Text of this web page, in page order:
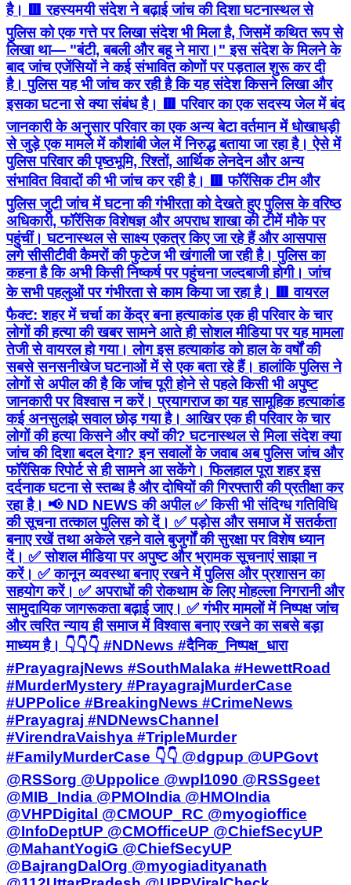
है। 🟥 रहस्यमयी संदेश ने बढ़ाई जांच की दिशा घटनास्थल से
पुलिस को एक गत्ते पर लिखा संदेश भी मिला है, जिसमें कथित रूप से
लिखा था— "बंटी, बबली और बहू ने मारा।" इस संदेश के मिलने के
बाद जांच एजेंसियों ने कई संभावित कोणों पर पड़ताल शुरू कर दी
है। पुलिस यह भी जांच कर रही है कि यह संदेश किसने लिखा और
इसका घटना से क्या संबंध है। 🟥 परिवार का एक सदस्य जेल में बंद
जानकारी के अनुसार परिवार का एक अन्य बेटा वर्तमान में धोखाधड़ी
से जुड़े एक मामले में कौशांबी जेल में निरुद्ध बताया जा रहा है। ऐसे में
पुलिस परिवार की पृष्ठभूमि, रिश्तों, आर्थिक लेनदेन और अन्य
संभावित विवादों की भी जांच कर रही है। 🟥 फॉरेंसिक टीम और
पुलिस जुटी जांच में घटना की गंभीरता को देखते हुए पुलिस के वरिष्ठ
अधिकारी, फॉरेंसिक विशेषज्ञ और अपराध शाखा की टीमें मौके पर
पहुंचीं। घटनास्थल से साक्ष्य एकत्र किए जा रहे हैं और आसपास
लगे सीसीटीवी कैमरों की फुटेज भी खंगाली जा रही है। पुलिस का
कहना है कि अभी किसी निष्कर्ष पर पहुंचना जल्दबाजी होगी। जांच
के सभी पहलुओं पर गंभीरता से काम किया जा रहा है। 🟥 वायरल
फैक्ट: शहर में चर्चा का केंद्र बना हत्याकांड एक ही परिवार के चार
लोगों की हत्या की खबर सामने आते ही सोशल मीडिया पर यह मामला
तेजी से वायरल हो गया। लोग इस हत्याकांड को हाल के वर्षों की
सबसे सनसनीखेज घटनाओं में से एक बता रहे हैं। हालांकि पुलिस ने
लोगों से अपील की है कि जांच पूरी होने से पहले किसी भी अपुष्ट
जानकारी पर विश्वास न करें। प्रयागराज का यह सामूहिक हत्याकांड
कई अनसुलझे सवाल छोड़ गया है। आखिर एक ही परिवार के चार
लोगों की हत्या किसने और क्यों की? घटनास्थल से मिला संदेश क्या
जांच की दिशा बदल देगा? इन सवालों के जवाब अब पुलिस जांच और
फॉरेंसिक रिपोर्ट से ही सामने आ सकेंगे। फिलहाल पूरा शहर इस
दर्दनाक घटना से स्तब्ध है और दोषियों की गिरफ्तारी की प्रतीक्षा कर
रहा है। 📢 ND NEWS की अपील ✅ किसी भी संदिग्ध गतिविधि
की सूचना तत्काल पुलिस को दें। ✅ पड़ोस और समाज में सतर्कता
बनाए रखें तथा अकेले रहने वाले बुजुर्गों की सुरक्षा पर विशेष ध्यान
दें। ✅ सोशल मीडिया पर अपुष्ट और भ्रामक सूचनाएं साझा न
करें। ✅ कानून व्यवस्था बनाए रखने में पुलिस और प्रशासन का
सहयोग करें। ✅ अपराधों की रोकथाम के लिए मोहल्ला निगरानी और
सामुदायिक जागरूकता बढ़ाई जाए। ✅ गंभीर मामलों में निष्पक्ष जांच
और त्वरित न्याय ही समाज में विश्वास बनाए रखने का सबसे बड़ा
माध्यम है। 👇👇👇 #NDNews #दैनिक_निष्पक्ष_धारा
#PrayagrajNews #SouthMalaka #HewettRoad
#MurderMystery #PrayagrajMurderCase
#UPPolice #BreakingNews #CrimeNews
#Prayagraj #NDNewsChannel
#VirendraVaishya #TripleMurder
#FamilyMurderCase 👇👇 @dgpup @UPGovt
@RSSorg @Uppolice @wpl1090 @RSSgeet
@MIB_India @PMOIndia @HMOIndia
@VHPDigital @CMOUP_RC @myogioffice
@InfoDeptUP @CMOfficeUP @ChiefSecyUP
@MahantYogiG @ChiefSecyUP
@BajrangDalOrg @myogiadityanath